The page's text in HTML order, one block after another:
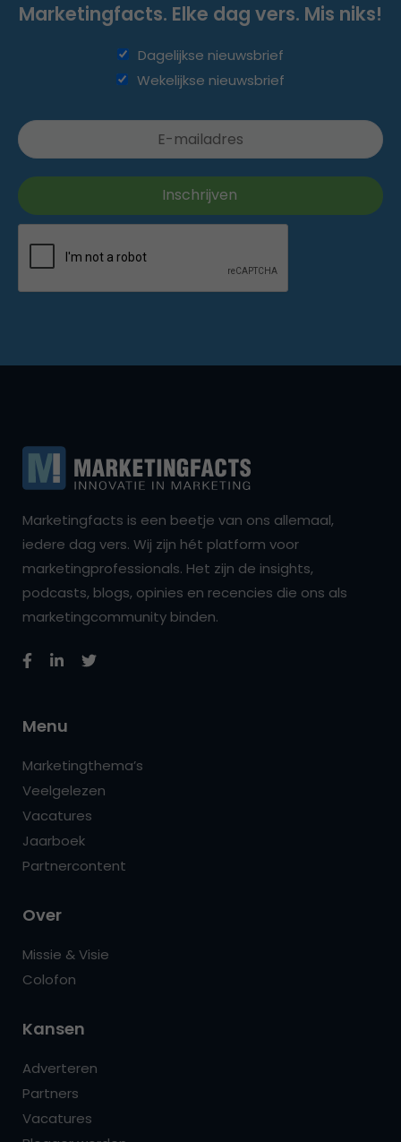
Marketingfacts. Elke dag vers. Mis niks!
Dagelijkse nieuwsbrief
Wekelijkse nieuwsbrief
Marketingfacts is een beetje van ons allemaal,
iedere dag vers. Wij zijn hét platform voor
marketingprofessionals. Het zijn de insights,
podcasts, blogs, opinies en recencies die ons als
marketingcommunity binden.
Menu
Marketingthema’s
Veelgelezen
Vacatures
Jaarboek
Partnercontent
Over
Missie & Visie
Colofon
Kansen
Adverteren
Partners
Vacatures